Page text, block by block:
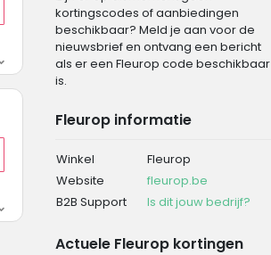
kortingscodes of aanbiedingen
beschikbaar? Meld je aan voor de
nieuwsbrief en ontvang een bericht
als er een Fleurop code beschikbaar
is.
Fleurop informatie
Winkel
Fleurop
Website
fleurop.be
B2B Support
Is dit jouw bedrijf?
Actuele Fleurop kortingen